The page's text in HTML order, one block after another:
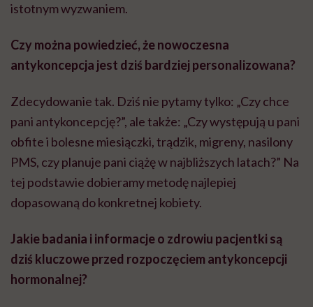
istotnym wyzwaniem.
Czy można powiedzieć, że nowoczesna
antykoncepcja jest dziś bardziej personalizowana?
Zdecydowanie tak. Dziś nie pytamy tylko: „Czy chce
pani antykoncepcję?”, ale także: „Czy występują u pani
obfite i bolesne miesiączki, trądzik, migreny, nasilony
PMS, czy planuje pani ciążę w najbliższych latach?” Na
tej podstawie dobieramy metodę najlepiej
dopasowaną do konkretnej kobiety.
Jakie badania i informacje o zdrowiu pacjentki są
dziś kluczowe przed rozpoczęciem antykoncepcji
hormonalnej?